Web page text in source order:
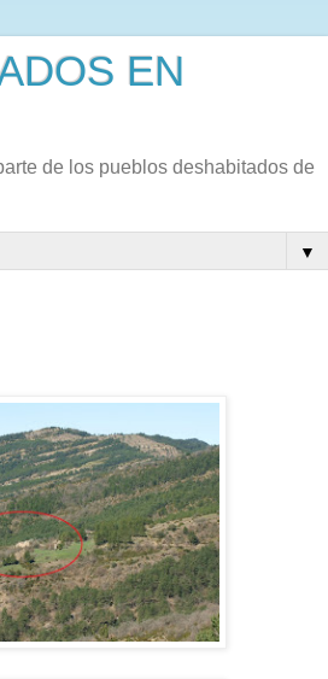
EN
de los pueblos deshabitados de
▼